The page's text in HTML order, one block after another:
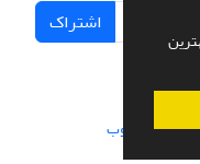
اشتراک
از سیناوب